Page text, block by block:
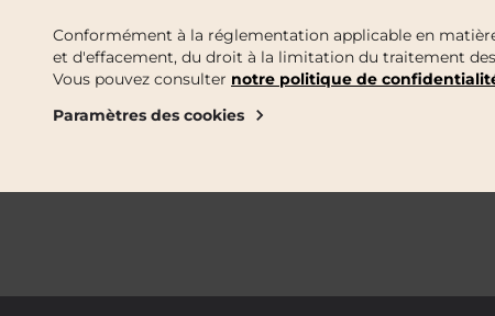
Conformément à la réglementation applicable en
et d'effacement, du droit à la limitation du traitement
Vous pouvez consulter notre politique de
Paramètres des cookies